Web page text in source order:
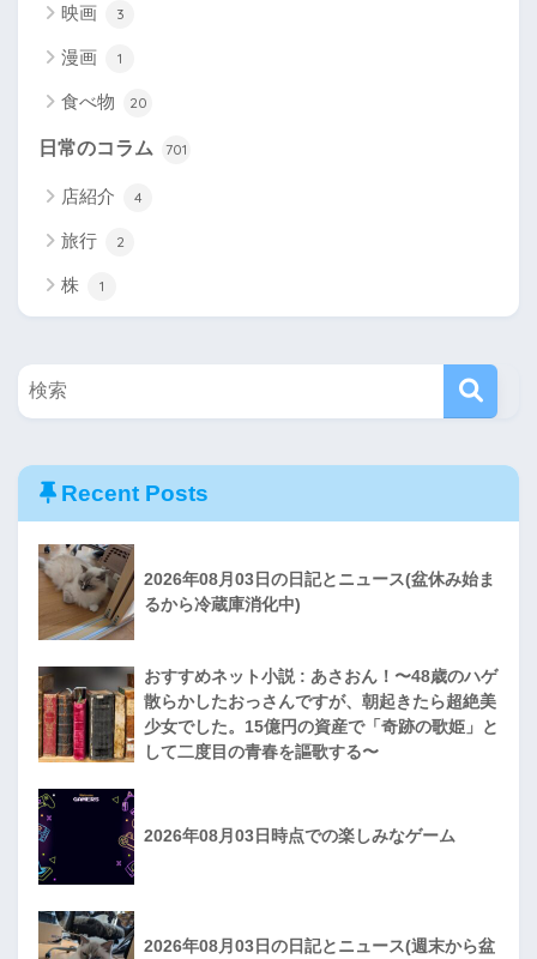
映画 3
漫画 1
食べ物 20
日常のコラム 701
店紹介 4
旅行 2
株 1
Recent Posts
2026年08月03日の日記とニュース(盆休み始ま
るから冷蔵庫消化中)
おすすめネット小説 : あさおん！〜48歳のハゲ
散らかしたおっさんですが、朝起きたら超絶美
少女でした。15億円の資産で「奇跡の歌姫」と
して二度目の青春を謳歌する〜
2026年08月03日時点での楽しみなゲーム
2026年08月03日の日記とニュース(週末から盆